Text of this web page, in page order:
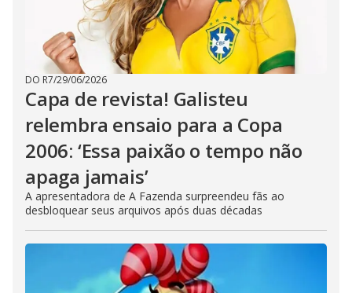
DO R7/29/06/2026
Capa de revista! Galisteu
relembra ensaio para a Copa
2006: ‘Essa paixão o tempo não
apaga jamais’
A apresentadora de A Fazenda surpreendeu fãs ao
desbloquear seus arquivos após duas décadas